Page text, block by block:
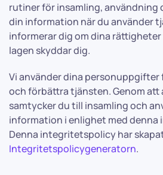
rutiner för insamling, användning
din information när du använder
informerar dig om dina
lagen skyddar dig.
Vi använder dina
och förbättra tjänsten. Genom att
samtycker du till insamling och
information i enlighet med
Denna integritetspolicy har
Integritetspolicygeneratorn.